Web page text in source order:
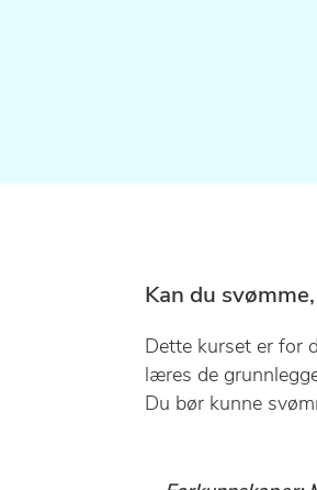
Kan du
Dette kurset er for
læres de
Du bør kunne